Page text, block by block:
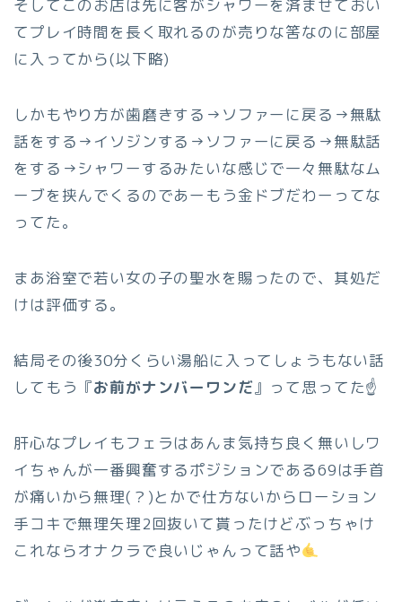
そしてこのお店は先に客がシャワーを済ませておい
てプレイ時間を長く取れるのが売りな筈なのに部屋
に入ってから(以下略)
しかもやり方が歯磨きする→ソファーに戻る→無駄
話をする→イソジンする→ソファーに戻る→無駄話
をする→シャワーするみたいな感じで一々無駄なム
ーブを挟んでくるのであーもう金ドブだわーってな
ってた。
まあ浴室で若い女の子の聖水を賜ったので、其処だ
けは評価する。
結局その後30分くらい湯船に入ってしょうもない話
してもう『お前がナンバーワンだ』って思ってた☝️
肝心なプレイもフェラはあんま気持ち良く無いしワ
イちゃんが一番興奮するポジションである69は手首
が痛いから無理(？)とかで仕方ないからローション
手コキで無理矢理2回抜いて貰ったけどぶっちゃけ
これならオナクラで良いじゃんって話や